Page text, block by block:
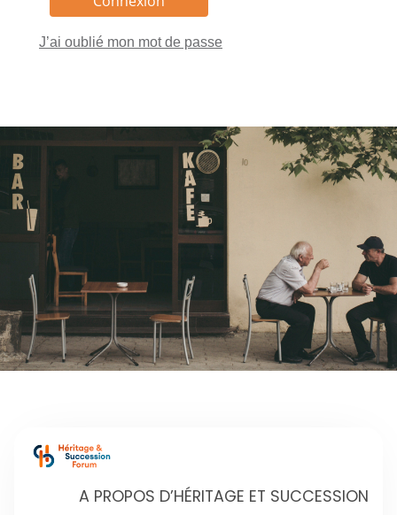
J’ai oublié mon mot de passe
A PROPOS D’HÉRITAGE ET SUCCESSION